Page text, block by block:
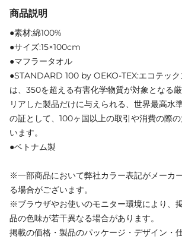
商品説明
●素材:綿100%
●サイズ:15×100cm
●マフラータオル
●STANDARD 100 by OEKO-TEX:エコテッ
は、350を超える有害化学物質が対象となる
リアした製品だけに与えられる、世界最高水
の証として、100ヶ国以上の取引や消費の際
います。
●ベトナム製
※一部商品において弊社カラー表記がメーカ
る場合がございます。
※ブラウザやお使いのモニター環境により、
品の色味が若干異なる場合があります。
掲載の価格・製品のパッケージ・デザイン・